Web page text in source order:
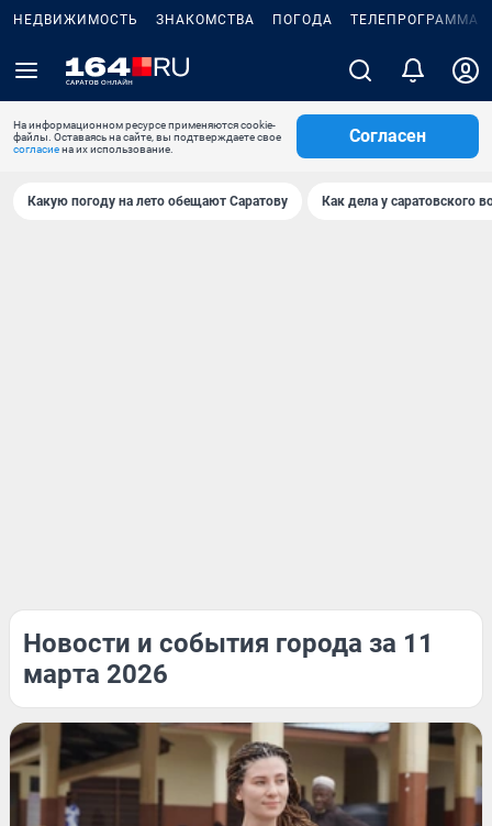
НЕДВИЖИМОСТЬ ЗНАКОМСТВА ПОГОДА ТЕЛЕПРОГРАММА
На информационном ресурсе применяются cookie-
файлы. Оставаясь на сайте, вы подтверждаете свое
согласиена их использование.
Согласен
Какую погоду на лето обещают Саратову Как дела у саратовского
Новости и события города за 11
марта 2026